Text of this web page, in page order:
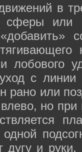
в
сферы или
и лобового
с
рано или
но
дугу и